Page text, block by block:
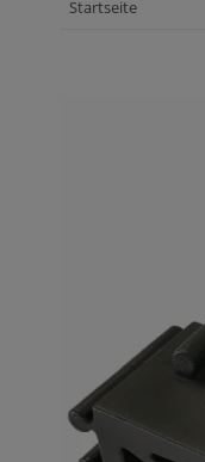
Startseite